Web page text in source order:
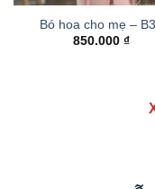
Bó hoa cho mẹ –
850.000 ₫